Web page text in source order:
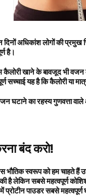
अधिकांश लोगों की
चुनौतीपूर्ण है।
कैलोरी खाने के बावजूद भी
सच्चाई यह है कि कैलोरी या
घटाने का रहस्य गुणवत्ता
बंद करो!
भौतिक स्वरूप को हम चाहते हैं
है लेकिन सबसे महत्वपूर्ण
प्रोटीन पाउडर सबसे